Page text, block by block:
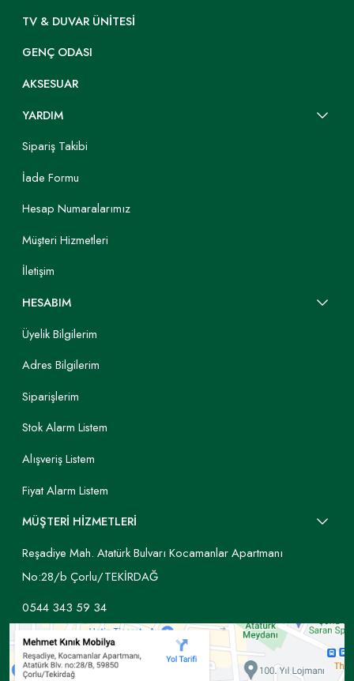
TV & DUVAR ÜNITESI
GENÇ ODASI
AKSESUAR
YARDIM
Sipariş Takibi
İade Formu
Hesap Numaralarımız
Müşteri Hizmetleri
İletişim
HESABIM
Üyelik Bilgilerim
Adres Bilgilerim
Siparişlerim
Stok Alarm Listem
Alışveriş Listem
Fiyat Alarm Listem
MÜŞTERİ HİZMETLERİ
Reşadiye Mah. Atatürk Bulvarı Kocamanlar Apartmanı
No:28/b Çorlu/TEKİRDAĞ
0544 343 59 34